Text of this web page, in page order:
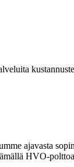
ajavasta
HVO-